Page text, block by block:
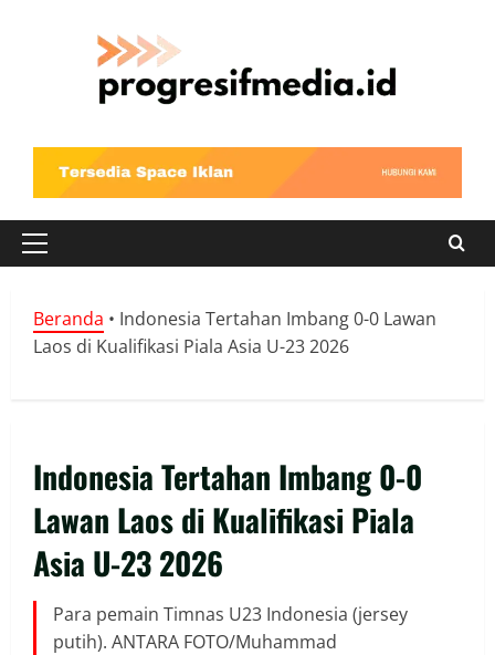
Primary
Beranda • Indonesia Tertahan Imbang 0-0 Lawan
Laos di Kualifikasi Piala Asia U-23 2026
Indonesia Tertahan Imbang 0-0
Lawan Laos di Kualifikasi Piala
Asia U-23 2026
Para pemain Timnas U23 Indonesia (jersey
putih). ANTARA FOTO/Muhammad